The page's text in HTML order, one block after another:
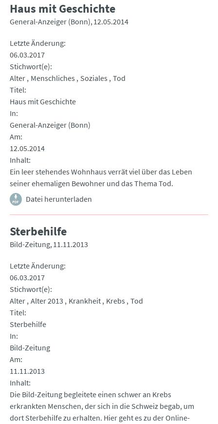
Haus mit Geschichte
General-Anzeiger (Bonn) 12.05.2014
Letzte Änderung
06.03.2017
Stichwort(e)
Alter Menschliches Soziales Tod
Titel
Haus mit Geschichte
In
General-Anzeiger (Bonn)
Am
12.05.2014
Inhalt
Ein leer stehendes Wohnhaus verrät viel über das Leben
seiner ehemaligen Bewohner und das Thema Tod.
Datei herunterladen
Sterbehilfe
Bild-Zeitung 11.11.2013
Letzte Änderung
06.03.2017
Stichwort(e)
Alter Alter 2013 Krankheit Krebs Tod
Titel
Sterbehilfe
In
Bild-Zeitung
Am
11.11.2013
Inhalt
Die Bild-Zeitung begleitete einen schwer an Krebs
erkrankten Menschen, der sich in die Schweiz begab, um
dort Sterbehilfe zu erhalten. Hier geht es zu der Online-